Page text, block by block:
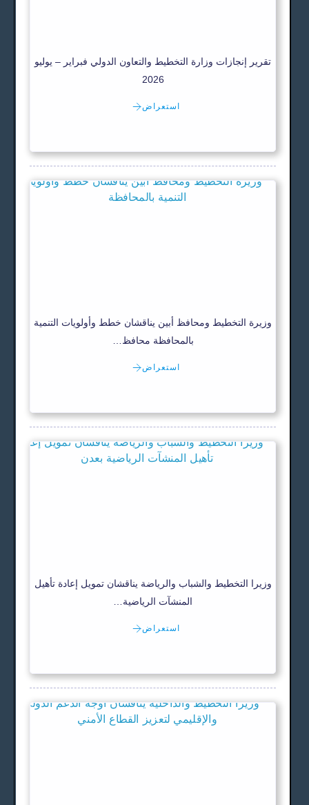
تقرير إنجازات وزارة التخطيط والتعاون الدولي فبراير – يوليو
2026
استعراض
وزيرة التخطيط ومحافظ أبين يناقشان خطط وأولويات التنمية
بالمحافظة محافظ…
استعراض
وزيرا التخطيط والشباب والرياضة يناقشان تمويل إعادة تأهيل
المنشآت الرياضية…
استعراض